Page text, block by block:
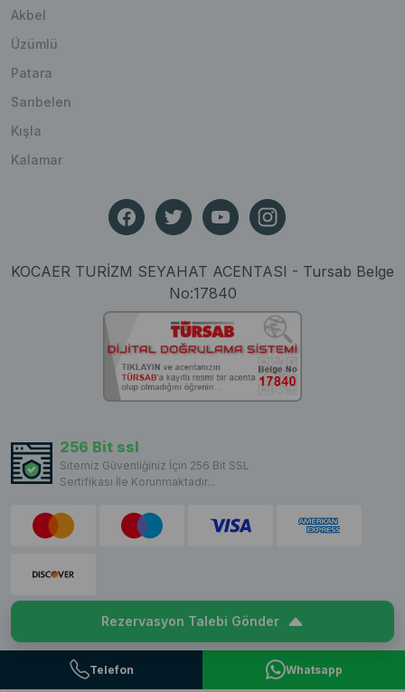
Rezervasyon Talebi Gönder
Akbel
Üzümlü
Patara
Sarıbelen
Kışla
Kalamar
KOCAER TURİZM SEYAHAT ACENTASI - Tursab Belge
No:17840
256 Bit ssl
Sitemiz Güvenliğiniz İçin 256 Bit SSL
Sertifikası İle Korunmaktadır...
Copyright © 2023 VillaCentam. All rights reserved.
Telefon Whatsapp